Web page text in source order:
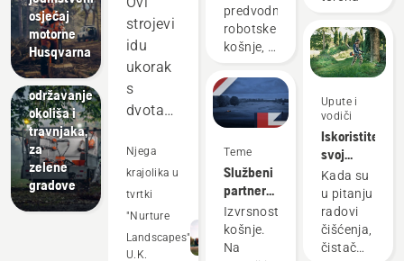
osjećaj
motorne
Husqvarna
Komunalne
tvrtke
Oprema
za
održavanje
okoliša i
travnjaka,
za
zelene
gradove
strojevi
idu
ukorak
s
dvotaktnom
i
nadmašuju
u
mnogim
područjima.
Njega
krajolika u
tvrtki
"Nurture
Landscapes"
U.K.
Golf
isplate
predvodnik
robotske
košnje, s
otkriva
partnerstvo
s
FC-om –
legendarnim
nogometnim
klubom.
Teme
Službeni
partner
robotskog
košenja
za DP
Izvrsnost
košnje.
Na
Upute i
vodiči
Iskoristite
svoj
čistač
šikare na
najbolji
mogući
način
Kada su
u pitanju
radovi
čišćenja,
čistač